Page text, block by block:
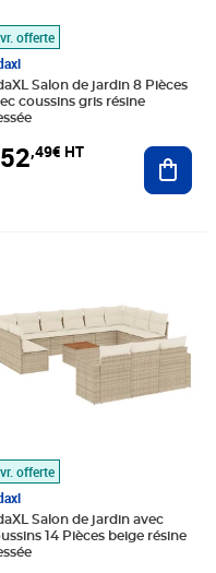
panier
offerte
Salon de jardin 8 Pièces
coussins gris résine
,49€ HT
offerte
Salon de jardin avec
14 Pièces beige résine